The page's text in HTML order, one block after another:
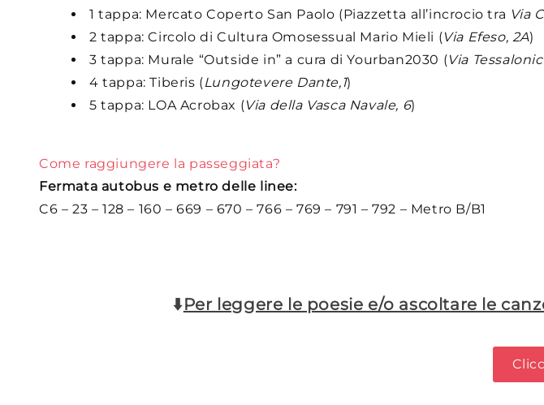
1 tappa: Mercato Coperto San Paolo (Piazzetta all’incrocio tra Via
2 tappa: Circolo di Cultura Omosessual Mario Mieli (Via Efeso, 2A)
3 tappa: Murale “Outside in” a cura di Yourban2030 (Via
4 tappa: Tiberis (Lungotevere Dante,1)
5 tappa: LOA Acrobax (Via della Vasca Navale, 6)
Come raggiungere la passeggiata?
Fermata autobus e metro delle linee:
C6 – 23 – 128 – 160 – 669 – 670 – 766 – 769 – 791 – 792 – Metro B/B1
⬇️Per leggere le poesie e/o ascoltare le